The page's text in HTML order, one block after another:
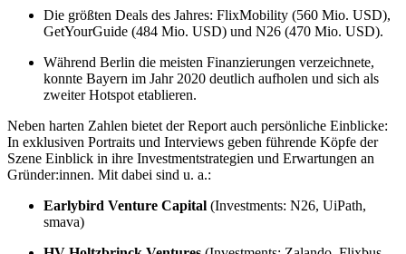
Die größten Deals des Jahres: FlixMobility (560 Mio. USD),
GetYourGuide (484 Mio. USD) und N26 (470 Mio. USD).
Während Berlin die meisten Finanzierungen verzeichnete,
konnte Bayern im Jahr 2020 deutlich aufholen und sich als
zweiter Hotspot etablieren.
Neben harten Zahlen bietet der Report auch persönliche Einblicke:
In exklusiven Portraits und Interviews geben führende Köpfe der
Szene Einblick in ihre Investmentstrategien und Erwartungen an
Gründer:innen. Mit dabei sind u. a.:
Earlybird Venture Capital (Investments: N26, UiPath,
smava)